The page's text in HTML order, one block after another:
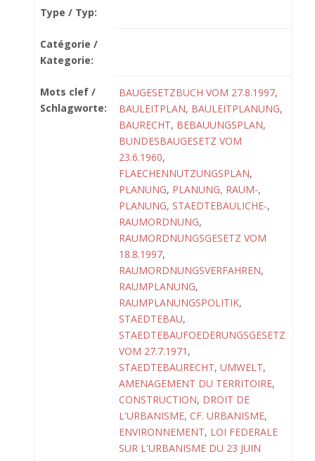
Type / Typ:
Catégorie /
Kategorie:
Mots clef /
Schlagworte:
BAUGESETZBUCH VOM 27.8.1997,
BAULEITPLAN, BAULEITPLANUNG,
BAURECHT, BEBAUUNGSPLAN,
BUNDESBAUGESETZ VOM
23.6.1960,
FLAECHENNUTZUNGSPLAN,
PLANUNG, PLANUNG, RAUM-,
PLANUNG, STAEDTEBAULICHE-,
RAUMORDNUNG,
RAUMORDNUNGSGESETZ VOM
18.8.1997,
RAUMORDNUNGSVERFAHREN,
RAUMPLANUNG,
RAUMPLANUNGSPOLITIK,
STAEDTEBAU,
STAEDTEBAUFOEDERUNGSGESETZ
VOM 27.7.1971 ,
STAEDTEBAURECHT, UMWELT,
AMENAGEMENT DU TERRITOIRE,
CONSTRUCTION, DROIT DE
L'URBANISME, CF. URBANISME,
ENVIRONNEMENT, LOI FEDERALE
SUR L'URBANISME DU 23 JUIN